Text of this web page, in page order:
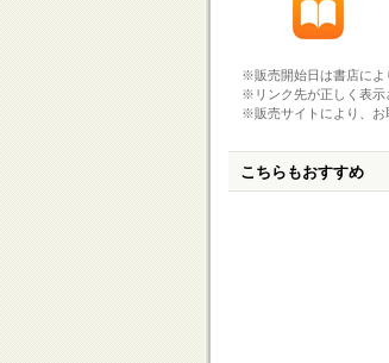
※販売開始日は書店によ
※リンク先が正しく表示
※販売サイトにより、お
こちらもおすすめ